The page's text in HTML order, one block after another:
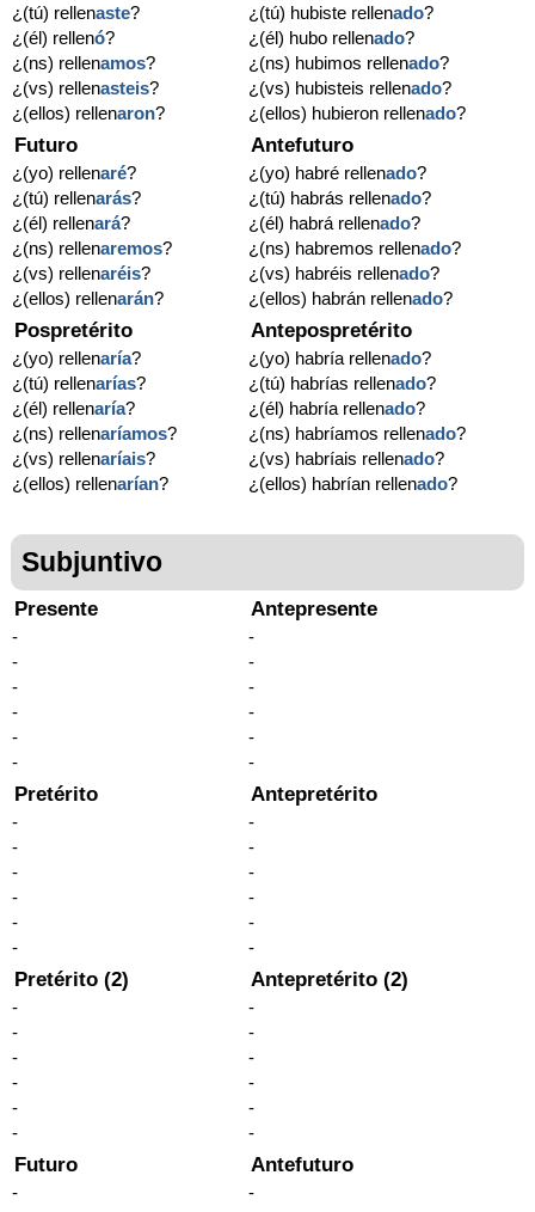
¿(tú) rellenaste?
¿(él) rellenó?
¿(ns) rellenamos?
¿(vs) rellenasteis?
¿(ellos) rellenaron?
¿(tú) hubiste rellenado?
¿(él) hubo rellenado?
¿(ns) hubimos rellenado?
¿(vs) hubisteis rellenado?
¿(ellos) hubieron rellenado?
Futuro
¿(yo) rellenaré?
¿(tú) rellenarás?
¿(él) rellenará?
¿(ns) rellenaremos?
¿(vs) rellenaréis?
¿(ellos) rellenarán?
Antefuturo
¿(yo) habré rellenado?
¿(tú) habrás rellenado?
¿(él) habrá rellenado?
¿(ns) habremos rellenado?
¿(vs) habréis rellenado?
¿(ellos) habrán rellenado?
Pospretérito
¿(yo) rellenaría?
¿(tú) rellenarías?
¿(él) rellenaría?
¿(ns) rellenaríamos?
¿(vs) rellenaríais?
¿(ellos) rellenarían?
Antepospretérito
¿(yo) habría rellenado?
¿(tú) habrías rellenado?
¿(él) habría rellenado?
¿(ns) habríamos rellenado?
¿(vs) habríais rellenado?
¿(ellos) habrían rellenado?
Subjuntivo
Presente
-
-
-
-
-
-
Antepresente
-
-
-
-
-
-
Pretérito
-
-
-
-
-
-
Antepretérito
-
-
-
-
-
-
Pretérito (2)
-
-
-
-
-
-
Antepretérito (2)
-
-
-
-
-
-
Futuro
-
Antefuturo
-